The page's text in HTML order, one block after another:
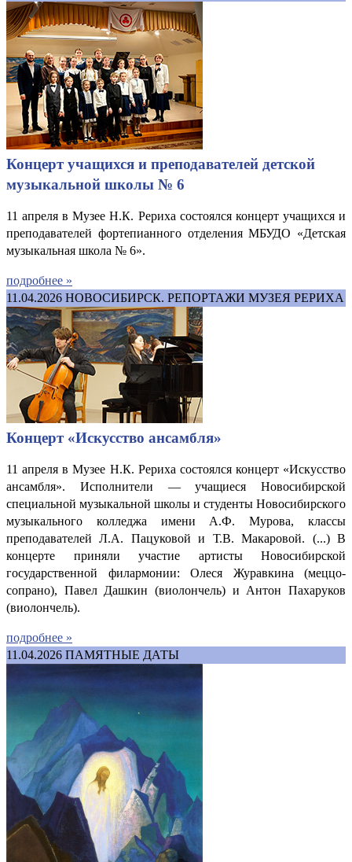
Концерт учащихся и преподавателей детской
музыкальной школы № 6
11 апреля в Музее Н.К. Рериха состоялся концерт учащихся и
преподавателей фортепианного отделения МБУДО «Детская
музыкальная школа № 6».
подробнее »
11.04.2026 НОВОСИБИРСК. РЕПОРТАЖИ МУЗЕЯ РЕРИХА
Концерт «Искусство ансамбля»
11 апреля в Музее Н.К. Рериха состоялся концерт «Искусство
ансамбля». Исполнители —учащиеся Новосибирской
специальной музыкальной школы и студенты Новосибирского
музыкального колледжа имени А.Ф. Мурова, классы
преподавателей Л.А. Пацуковой и Т.В. Макаровой. (...) В
концерте приняли участие артисты Новосибирской
государственной филармонии: Олеся Журавкина (меццо-
сопрано), Павел Дашкин (виолончель) и Антон Пахаруков
(виолончель).
подробнее »
11.04.2026 ПАМЯТНЫЕ ДАТЫ